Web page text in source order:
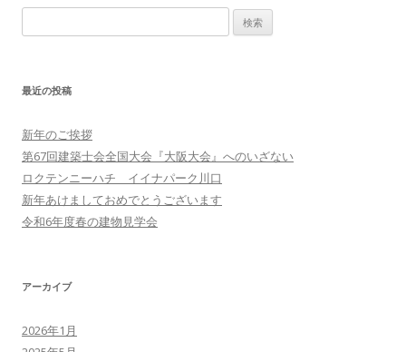
ン
索:
最近の投稿
新年のご挨拶
第67回建築士会全国大会『大阪大会』へのいざない
ロクテンニーハチ イイナパーク川口
新年あけましておめでとうございます
令和6年度春の建物見学会
アーカイブ
2026年1月